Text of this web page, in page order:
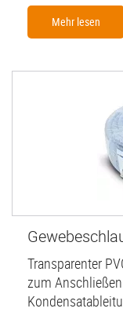
Mehr lesen
Transparenter
zum